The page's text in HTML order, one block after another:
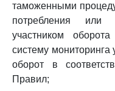
таможенными
потребления или
участником
систему
оборот в
Правил;